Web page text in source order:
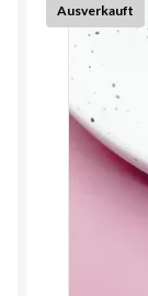
Ausverkauft